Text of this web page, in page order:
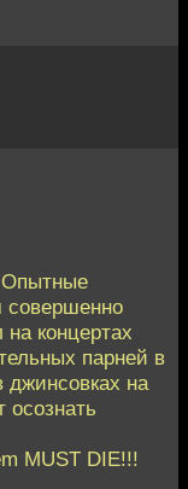
Опытные
совершенно
на концертах
парней в
на
MUST DIE!!!